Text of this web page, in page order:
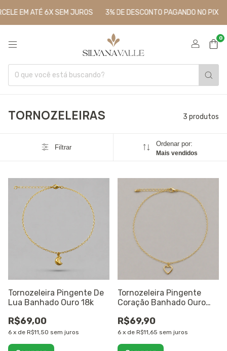
EM ATÉ 6X SEM JUROS 3% DE DESCONTO PAGANDO NO PIX
0
TORNOZELEIRAS 3 produtos
Filtrar Ordenar por:
Mais vendidos
Tornozeleira Pingente De
Lua Banhado Ouro 18k
R$69,00
6 x de R$11,50 sem juros
Tornozeleira Pingente
Coração Banhado Ouro
R$69,90
6 x de R$11,65 sem juros